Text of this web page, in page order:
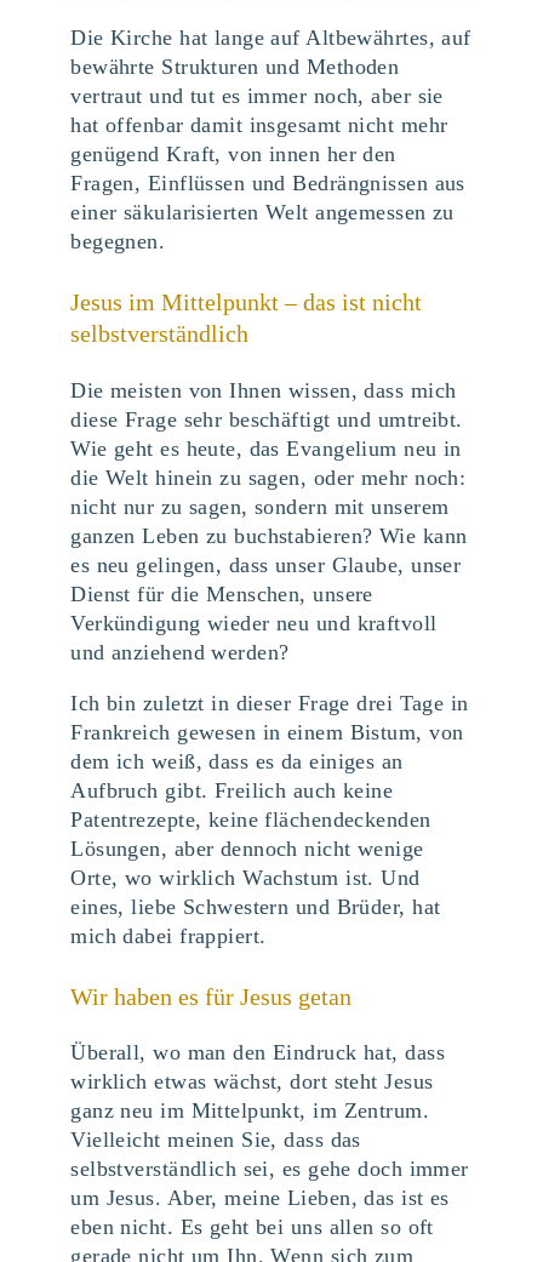
Die Kirche hat lange auf Altbewährtes, auf
bewährte Strukturen und Methoden
vertraut und tut es immer noch, aber sie
hat offenbar damit insgesamt nicht mehr
genügend Kraft, von innen her den
Fragen, Einflüssen und Bedrängnissen aus
einer säkularisierten Welt angemessen zu
begegnen.
Jesus im Mittelpunkt – das ist nicht
selbstverständlich
Die meisten von Ihnen wissen, dass mich
diese Frage sehr beschäftigt und umtreibt.
Wie geht es heute, das Evangelium neu in
die Welt hinein zu sagen, oder mehr noch:
nicht nur zu sagen, sondern mit unserem
ganzen Leben zu buchstabieren? Wie kann
es neu gelingen, dass unser Glaube, unser
Dienst für die Menschen, unsere
Verkündigung wieder neu und kraftvoll
und anziehend werden?
Ich bin zuletzt in dieser Frage drei Tage in
Frankreich gewesen in einem Bistum, von
dem ich weiß, dass es da einiges an
Aufbruch gibt. Freilich auch keine
Patentrezepte, keine flächendeckenden
Lösungen, aber dennoch nicht wenige
Orte, wo wirklich Wachstum ist. Und
eines, liebe Schwestern und Brüder, hat
mich dabei frappiert.
Wir haben es für Jesus getan
Überall, wo man den Eindruck hat, dass
wirklich etwas wächst, dort steht Jesus
ganz neu im Mittelpunkt, im Zentrum.
Vielleicht meinen Sie, dass das
selbstverständlich sei, es gehe doch immer
um Jesus. Aber, meine Lieben, das ist es
eben nicht. Es geht bei uns allen so oft
gerade nicht um Ihn. Wenn sich zum